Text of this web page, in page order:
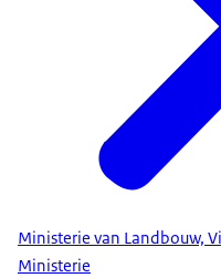
Ministerie van Landbouw,
Ministerie